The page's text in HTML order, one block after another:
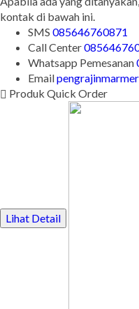
Kontak Kami
Apabila ada yang
kontak di bawah ini.
SMS085646760871
Call Center
WhatsappPemesanan
Email
Produk Quick Order